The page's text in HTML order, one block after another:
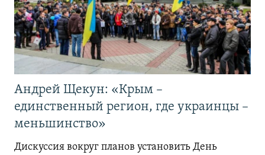
Андрей Щекун: «Крым –
единственный регион, где украинцы –
меньшинство»
Дискуссия вокруг планов установить День